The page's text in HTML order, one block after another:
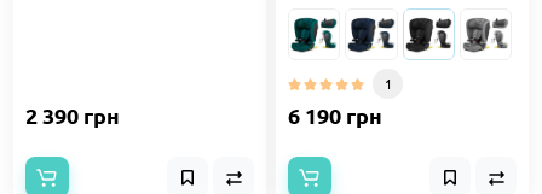
2 390 грн
1
6 190 грн